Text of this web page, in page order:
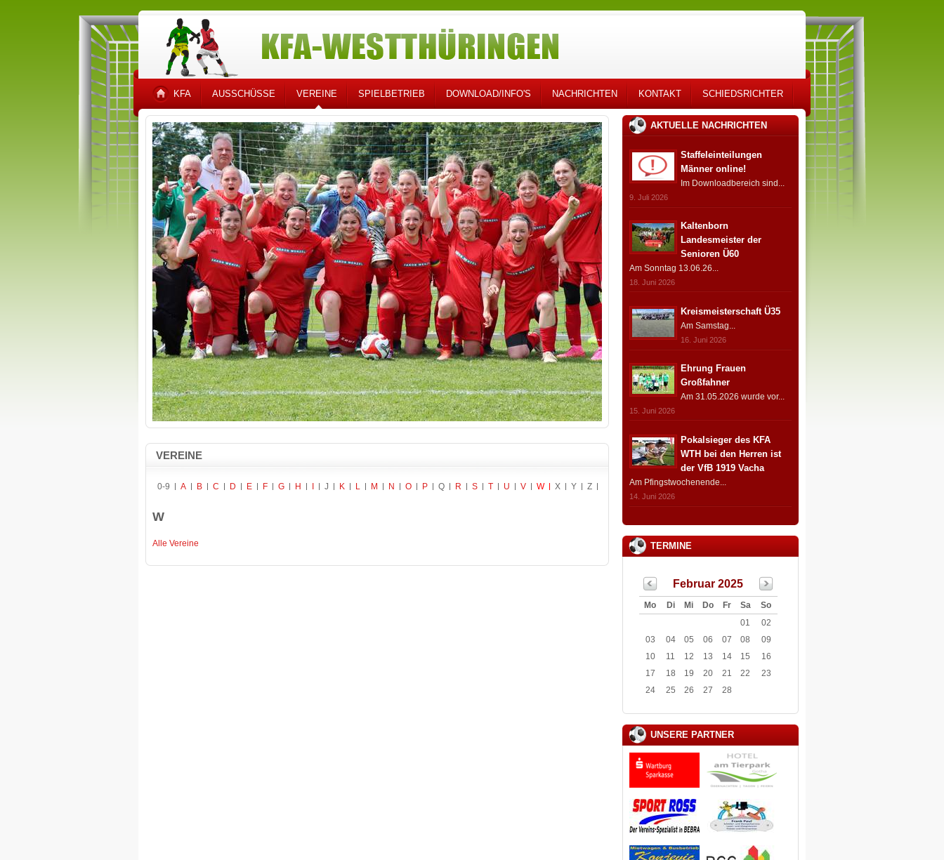
KFA AUSSCHÜSSE VEREINE SPIELBETRIEB DOWNLOAD/INFO'S NACHRICHTEN KONTAKT SCHIEDSRICHTER
VEREINE
0-9 A B C D E F G H J K L M N O P Q R S T U V W X Y Z
W
Alle Vereine
AKTUELLE NACHRICHTEN
Staffeleinteilungen
Männer online!
Im Downloadbereich sind...
9. Juli 2026
Kaltenborn
Landesmeister der
Senioren Ü60
Am Sonntag 13.06.26...
18. Juni 2026
Kreismeisterschaft Ü35
Am Samstag...
16. Juni 2026
Ehrung Frauen
Großfahner
Am 31.05.2026 wurde vor...
15. Juni 2026
Pokalsieger des KFA
WTH bei den Herren ist
der VfB 1919 Vacha
Am Pfingstwochenende...
14. Juni 2026
TERMINE
Februar 2025
Mo Di Mi Do Fr Sa
So
01
02
03
04 05 06 07 08
09
10
11 12 13 14 15
16
17
18 19 20 21 22
23
24
25 26 27 28
UNSERE PARTNER